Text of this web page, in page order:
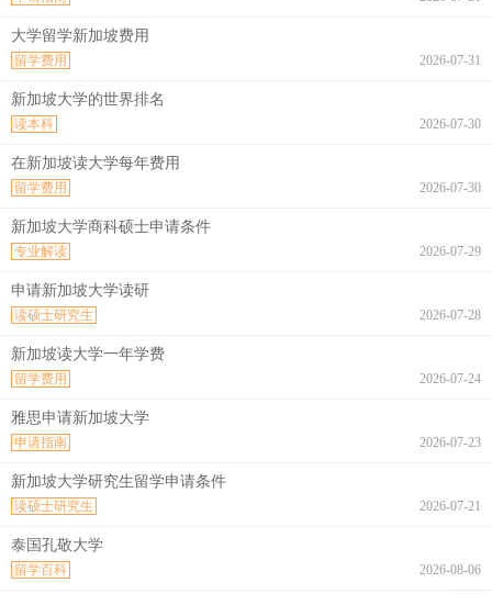
大学留学新加坡费用
2026-07-31
留学费用
新加坡大学的世界排名
2026-07-30
读本科
在新加坡读大学每年费用
2026-07-30
留学费用
新加坡大学商科硕士申请条件
2026-07-29
专业解读
申请新加坡大学读研
2026-07-28
读硕士研究生
新加坡读大学一年学费
2026-07-24
留学费用
雅思申请新加坡大学
2026-07-23
申请指南
新加坡大学研究生留学申请条件
2026-07-21
读硕士研究生
泰国孔敬大学
2026-08-06
留学百科